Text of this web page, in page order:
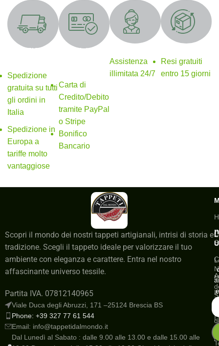
SPEDIZIONE
Spedizione
gratuita su tutti
gli ordini in
Italia
Spedizione in
Europa a
tariffe molto
vantaggiose
Metodi di
Carta di
Credito/Debito
tramite PayPal
o Stripe
Bonifico
Bancario
Supporto 24/7
Assistenza
illimitata 24/7
Resi gratuiti
Resi gratuiti
entro 15 giorni
Scopri il mondo dei nostri tappeti artigianali, intrisi di storia e
tradizione. Scegli il tappeto ideale per valorizzare il tuo
ambiente con eleganza e carattere. Entra nel nostro
affascinante universo tessile.
Partita IVA. 07812140965
Viale Duca degli Abruzzi, 171 –25124 Brescia BS
Phone: +39 327 77 61 544
Email: info@tappetidalmondo.it
Dal Lunedì al Sabato : dalle 9.00 alle 13.00 e dalle 15.00 alle
I